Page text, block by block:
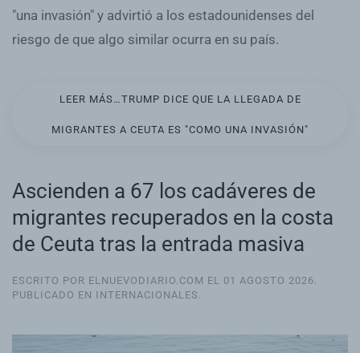
"una invasión" y advirtió a los estadounidenses del
riesgo de que algo similar ocurra en su país.
LEER MÁS…TRUMP DICE QUE LA LLEGADA DE
MIGRANTES A CEUTA ES "COMO UNA INVASIÓN"
Ascienden a 67 los cadáveres de
migrantes recuperados en la costa
de Ceuta tras la entrada masiva
ESCRITO POR ELNUEVODIARIO.COM EL 01 AGOSTO 2026
PUBLICADO EN INTERNACIONALES